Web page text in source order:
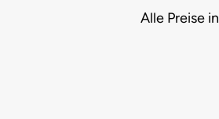
Alle Preise